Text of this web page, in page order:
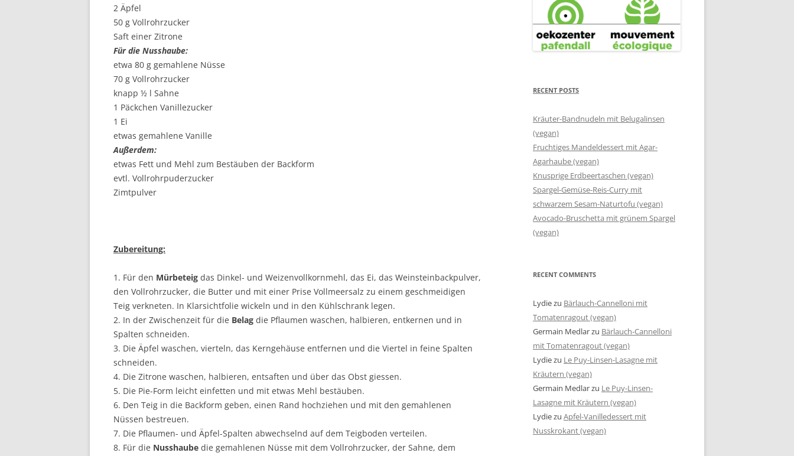
2 Äpfel
50 g Vollrohrzucker
Saft einer Zitrone
Für die Nusshaube:
etwa 80 g gemahlene Nüsse
70 g Vollrohrzucker
knapp ½ l Sahne
1 Päckchen Vanillezucker
1 Ei
etwas gemahlene Vanille
Außerdem:
etwas Fett und Mehl zum Bestäuben der Backform
evtl. Vollrohrpuderzucker
Zimtpulver
Zubereitung:
1. Für den Mürbeteig das Dinkel- und Weizenvollkornmehl, das Ei, das Weinsteinbackpulver,
den Vollrohrzucker, die Butter und mit einer Prise Vollmeersalz zu einem geschmeidigen
Teig verkneten. In Klarsichtfolie wickeln und in den Kühlschrank legen.
2. In der Zwischenzeit für die Belag die Pflaumen waschen, halbieren, entkernen und in
Spalten schneiden.
3. Die Äpfel waschen, vierteln, das Kerngehäuse entfernen und die Viertel in feine Spalten
schneiden.
4. Die Zitrone waschen, halbieren, entsaften und über das Obst giessen.
5. Die Pie-Form leicht einfetten und mit etwas Mehl bestäuben.
6. Den Teig in die Backform geben, einen Rand hochziehen und mit den gemahlenen
Nüssen bestreuen.
7. Die Pflaumen- und Äpfel-Spalten abwechselnd auf dem Teigboden verteilen.
8. Für die Nusshaube die gemahlenen Nüsse mit dem Vollrohrzucker, der Sahne, dem
RECENT POSTS
Kräuter-Bandnudeln mit Belugalinsen
(vegan)
Fruchtiges Mandeldessert mit Agar-
Agarhaube (vegan)
Knusprige Erdbeertaschen (vegan)
Spargel-Gemüse-Reis-Curry mit
schwarzem Sesam-Naturtofu (vegan)
Avocado-Bruschetta mit grünem Spargel
(vegan)
RECENT COMMENTS
Lydiezu Bärlauch-Cannelloni mit
Tomatenragout (vegan)
Germain Medlarzu Bärlauch-Cannelloni
mit Tomatenragout (vegan)
Lydiezu Le Puy-Linsen-Lasagne mit
Kräutern (vegan)
Germain Medlarzu Le Puy-Linsen-
Lasagne mit Kräutern (vegan)
Lydiezu Apfel-Vanilledessert mit
Nusskrokant (vegan)